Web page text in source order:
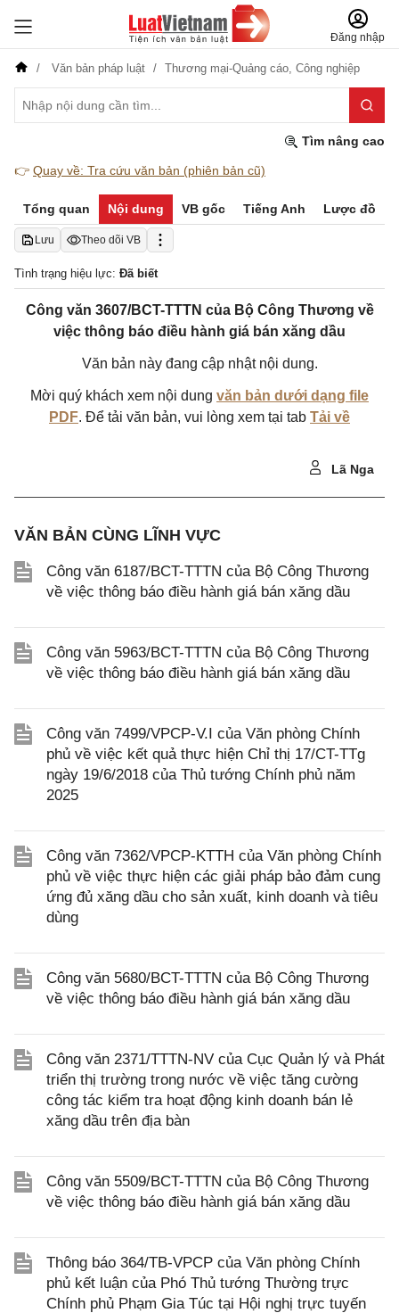
Đăng nhập
Văn bản pháp luật Thương mại-Quảng cáo, Công nghiệp
Tìm nâng cao
👉 Quay về: Tra cứu văn bản (phiên bản cũ)
Tổng quan Nội dung VB gốc Tiếng Anh Lược đồ
Lưu Theo dõi VB
Tình trạng hiệu lực: Đã biết
Công văn 3607/BCT-TTTN của Bộ Công Thương về
việc thông báo điều hành giá bán xăng dầu
Văn bản này đang cập nhật nội dung.
Mời quý khách xem nội dung văn bản dưới dạng file
PDF. Để tải văn bản, vui lòng xem tại tab Tải về
Lã Nga
VĂN BẢN CÙNG LĨNH VỰC
Công văn 6187/BCT-TTTN của Bộ Công Thương
về việc thông báo điều hành giá bán xăng dầu
Công văn 5963/BCT-TTTN của Bộ Công Thương
về việc thông báo điều hành giá bán xăng dầu
Công văn 7499/VPCP-V.I của Văn phòng Chính
phủ về việc kết quả thực hiện Chỉ thị 17/CT-TTg
ngày 19/6/2018 của Thủ tướng Chính phủ năm
2025
Công văn 7362/VPCP-KTTH của Văn phòng Chính
phủ về việc thực hiện các giải pháp bảo đảm cung
ứng đủ xăng dầu cho sản xuất, kinh doanh và tiêu
dùng
Công văn 5680/BCT-TTTN của Bộ Công Thương
về việc thông báo điều hành giá bán xăng dầu
Công văn 2371/TTTN-NV của Cục Quản lý và Phát
triển thị trường trong nước về việc tăng cường
công tác kiểm tra hoạt động kinh doanh bán lẻ
xăng dầu trên địa bàn
Công văn 5509/BCT-TTTN của Bộ Công Thương
về việc thông báo điều hành giá bán xăng dầu
Thông báo 364/TB-VPCP của Văn phòng Chính
phủ kết luận của Phó Thủ tướng Thường trực
Chính phủ Phạm Gia Túc tại Hội nghị trực tuyến